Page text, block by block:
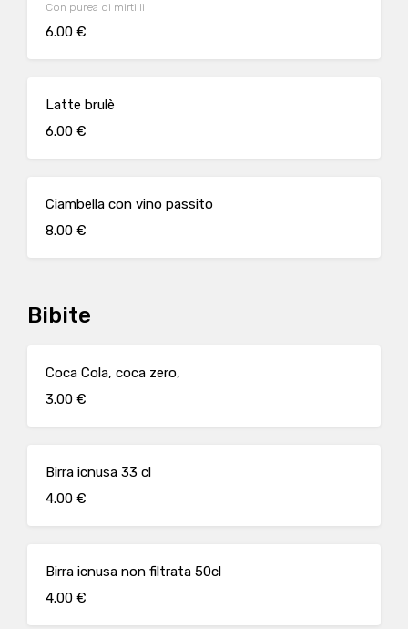
Con purea di mirtilli
6.00 €
Latte brulè
6.00 €
Ciambella con vino passito
8.00 €
Bibite
Coca Cola, coca zero,
3.00 €
Birra icnusa 33 cl
4.00 €
Birra icnusa non filtrata 50cl
4.00 €